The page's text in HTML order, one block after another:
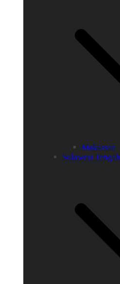
Makassar
Sulawesi Tengah